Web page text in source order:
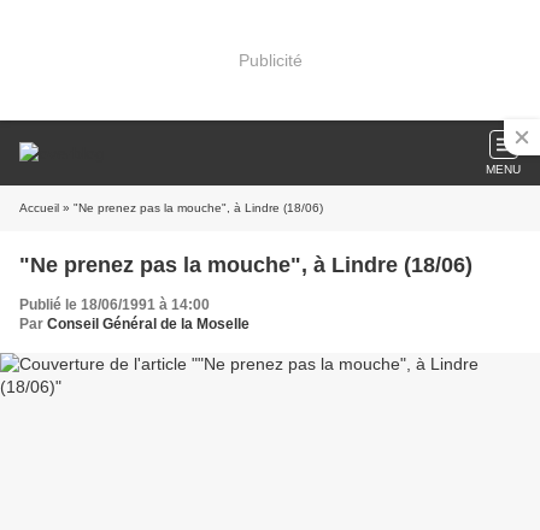
Publicité
MENU
Accueil » "Ne prenez pas la mouche", à Lindre (18/06)
"Ne prenez pas la mouche", à Lindre (18/06)
Publié le 18/06/1991 à 14:00
Par Conseil Général de la Moselle